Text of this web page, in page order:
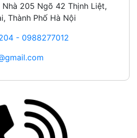
Nhà 205 Ngõ 42 Thịnh Liệt,
Thành Phố Hà Nội
- 0988277012